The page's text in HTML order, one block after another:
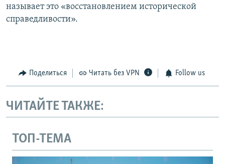
называет это «восстановлением исторической
справедливости».
Поделиться Читать без VPN Follow us
ЧИТАЙТЕ ТАКЖЕ:
ТОП-ТЕМА